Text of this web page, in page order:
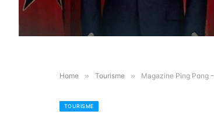
Home » Tourisme » Magazine Ping Pong
TOURISME